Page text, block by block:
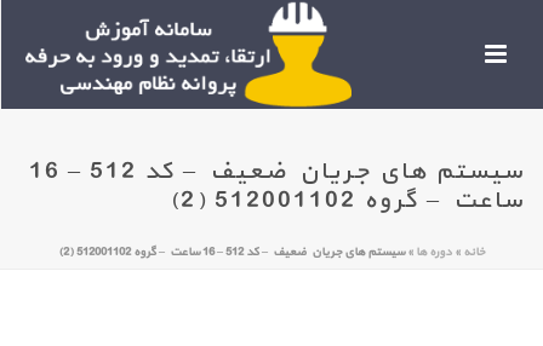
سیستم های جریان ضعیف – کد 512 – 16
ساعت – گروه 512001102 (2)
خانه » دوره ها »سیستم های جریان ضعیف – کد 512 – 16 ساعت – گروه 512001102 (2)